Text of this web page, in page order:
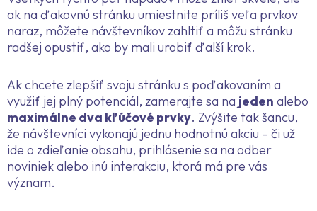
ak na ďakovnú stránku umiestnite príliš veľa prvkov
naraz, môžete návštevníkov zahltiť a môžu stránku
radšej opustiť, ako by mali urobiť ďalší krok.
Ak chcete zlepšiť svoju stránku s poďakovaním a
využiť jej plný potenciál, zamerajte sa na jeden alebo
maximálne dva kľúčové prvky. Zvýšite tak šancu,
že návštevníci vykonajú jednu hodnotnú akciu – či už
ide o zdieľanie obsahu, prihlásenie sa na odber
noviniek alebo inú interakciu, ktorá má pre vás
význam.